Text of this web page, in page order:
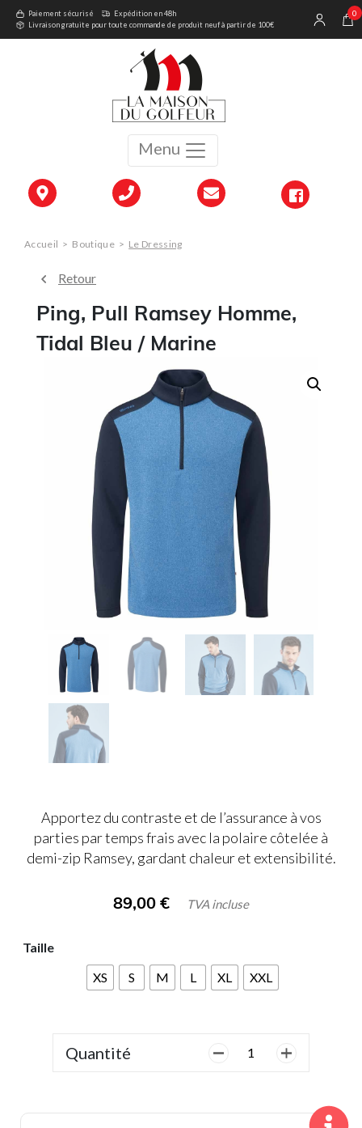
Menu
Paiement sécurisé
Expédition en 48h
Livraison gratuite pour toute commande de produit neuf à partir de 100€
0
Accueil > Boutique > Le Dressing
Retour
Ping, Pull Ramsey Homme,
Tidal Bleu / Marine
Apportez du contraste et de l’assurance à vos
parties par temps frais avec la polaire côtelée à
demi-zip Ramsey, gardant chaleur et extensibilité.
89,00 € TVA incluse
Taille
XS
S M L XL XXL
Quantité
quantité
Pull